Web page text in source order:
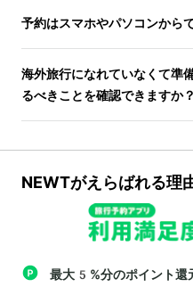
予約はスマホやパソコンから
海外旅行になれていなくて準
るべきことを確認できますか？
NEWTがえらばれる理
最大5%分のポイント